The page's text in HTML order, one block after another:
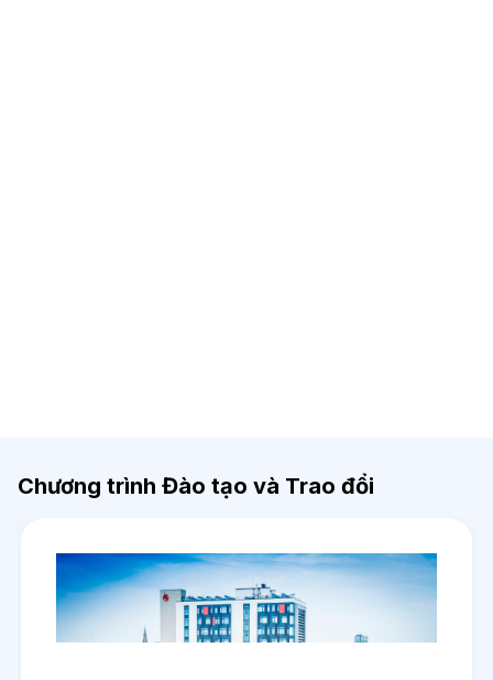
Chương trình Đào tạo và Trao đổi